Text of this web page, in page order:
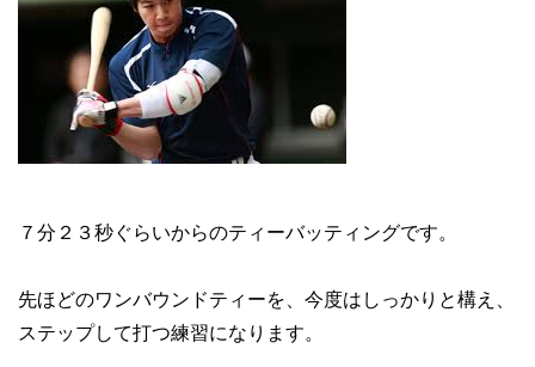
７分２３秒ぐらいからのティーバッティングです。
先ほどのワンバウンドティーを、今度はしっかりと構え、
ステップして打つ練習になります。